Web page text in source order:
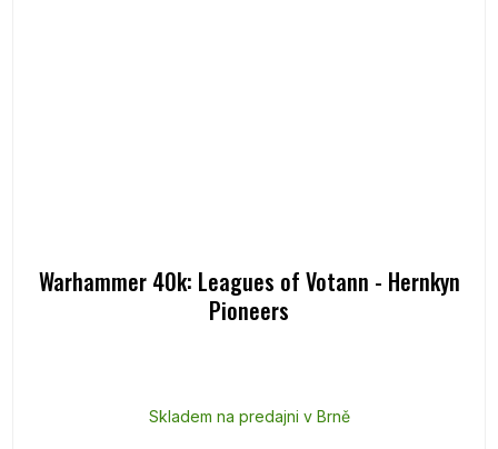
Warhammer 40k: Leagues of Votann - Hernkyn
Pioneers
Skladem na predajni v Brně